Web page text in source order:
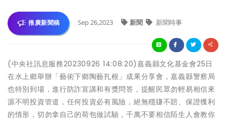
推廣新聞稿 Sep 26,2023 新聞 新聞時事
(中央社訊息服務20230926 14:08:20)嘉義縣文化基金會25日
在水上鄉舉辦「藝術下鄉陶藝扎根」成果分享會，嘉義縣警察局
也特別到場，進行防詐宣講和有獎問答，提醒民眾勿輕易相信來
源不明投資管道，任何投資必有風險，絕無穩賺不賠、保證獲利
的情形，切勿拿自己的荷包做試驗，千萬不要相信陌生人會教你